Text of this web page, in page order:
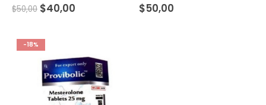
0 out of 5
$50,00 $40,00 0out of 5
$50,00
-18%